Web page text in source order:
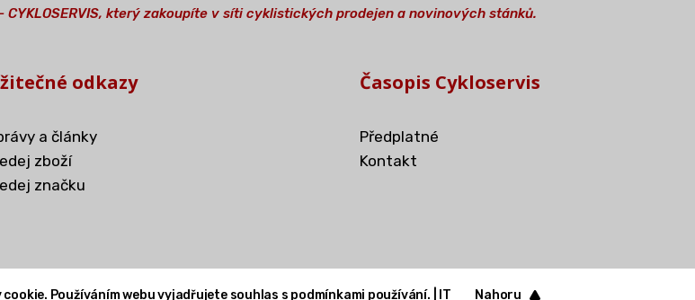
který zakoupíte v síti cyklistických prodejen a novinových stánků.
odkazy
a články
zboží
značku
Časopis Cykloservis
Předplatné
Kontakt
Používáním webu vyjadřujete souhlas s podmínkami používání. | IT Nahoru